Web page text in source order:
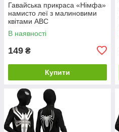
Гавайська прикраса «Німфа»
намисто леї з малиновими
квітами ABC
В наявності
149 ₴
Купити